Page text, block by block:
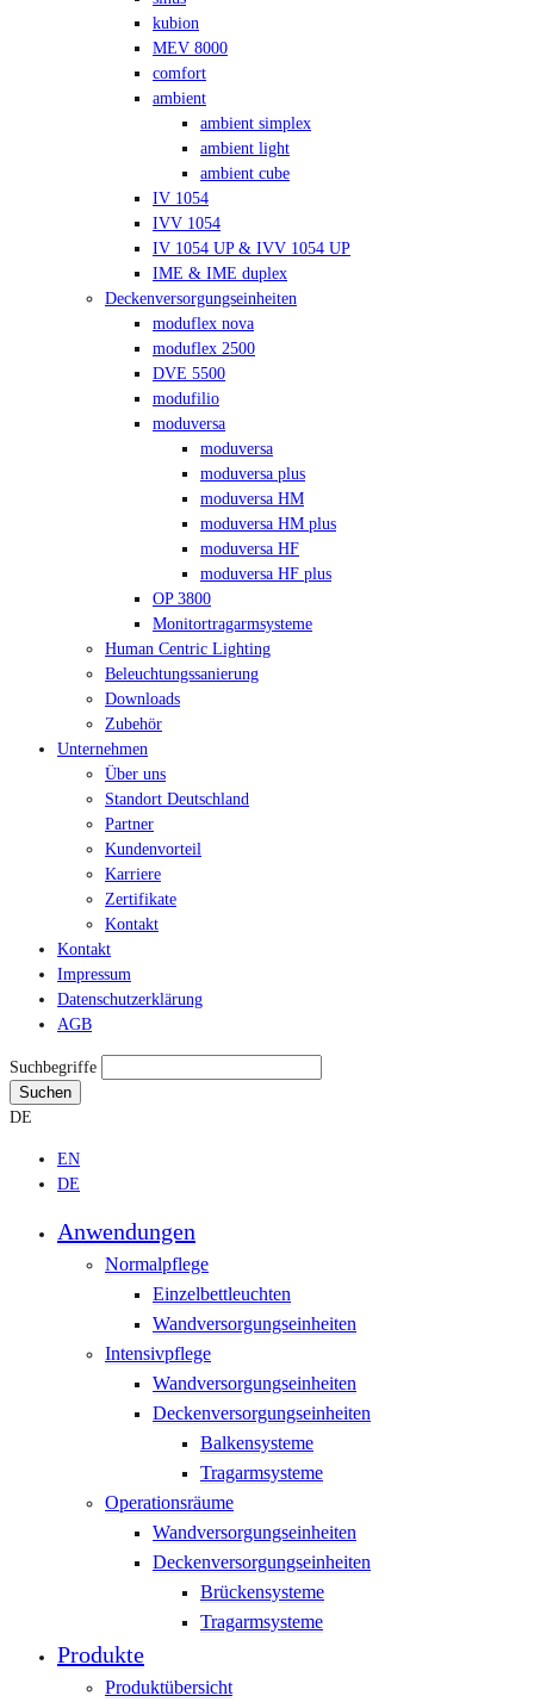
kubion
MEV 8000
comfort
ambient
ambient simplex
ambient light
ambient cube
IV 1054
IVV 1054
IV 1054 UP & IVV 1054 UP
IME & IME duplex
Deckenversorgungseinheiten
moduflex nova
moduflex 2500
DVE 5500
modufilio
moduversa
moduversa
moduversa plus
moduversa HM
moduversa HM plus
moduversa HF
moduversa HF plus
OP 3800
Monitortragarmsysteme
Human Centric Lighting
Beleuchtungssanierung
Downloads
Zubehör
Unternehmen
Über uns
Standort Deutschland
Partner
Kundenvorteil
Karriere
Zertifikate
Kontakt
Kontakt
Impressum
Datenschutzerklärung
AGB
Suchbegriffe
Suchen
DE
EN
DE
Anwendungen
Normalpflege
Einzelbettleuchten
Wandversorgungseinheiten
Intensivpflege
Wandversorgungseinheiten
Deckenversorgungseinheiten
Balkensysteme
Tragarmsysteme
Operationsräume
Wandversorgungseinheiten
Deckenversorgungseinheiten
Brückensysteme
Tragarmsysteme
Produkte
Produktübersicht